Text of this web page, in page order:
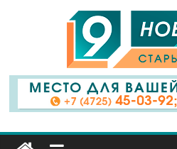
9
Канал